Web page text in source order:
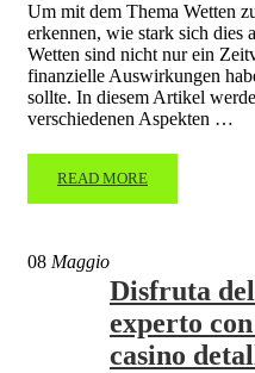
Um mit dem Thema Wetten
erkennen, wie stark sich dies
Wetten sind nicht nur ein
finanzielle Auswirkungen
sollte. In diesem Artikel
verschiedenen Aspekten …
READ MORE
08 Maggio
Disfruta
experto
casino